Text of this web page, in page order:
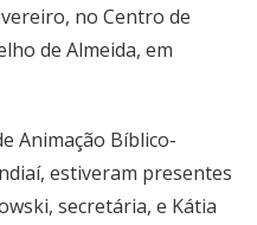
no Centro de
de Almeida, em
Animação Bíblico-
estiveram presentes
secretária, e Kátia